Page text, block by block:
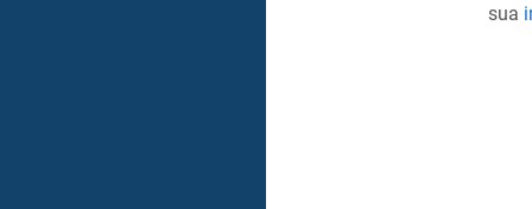
sua